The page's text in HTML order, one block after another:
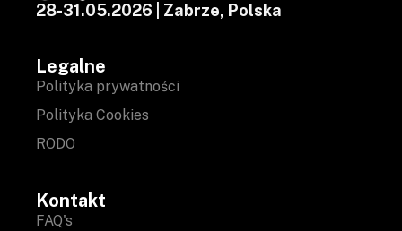
28-31.05.2026 | Zabrze, Polska
Legalne
Polityka prywatności
Polityka Cookies
RODO
Kontakt
FAQ's